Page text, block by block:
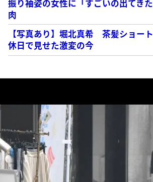
振り袖姿の女性に「すごいの出てき
肉
【写真あり】堀北真希 茶髪ショー
休日で見せた激変の今